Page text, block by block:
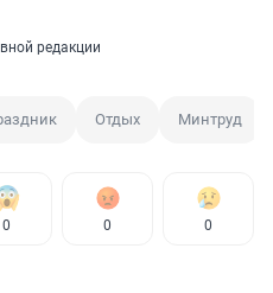
редакции
Отдых Минтруд
0 0 0